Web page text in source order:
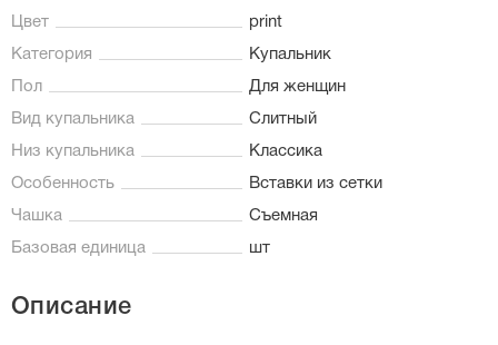
Цвет print
Категория Купальник
Пол Для женщин
Вид купальника Слитный
Низ купальника Классика
Особенность Вставки из сетки
Чашка Съемная
Базовая единица шт
Описание